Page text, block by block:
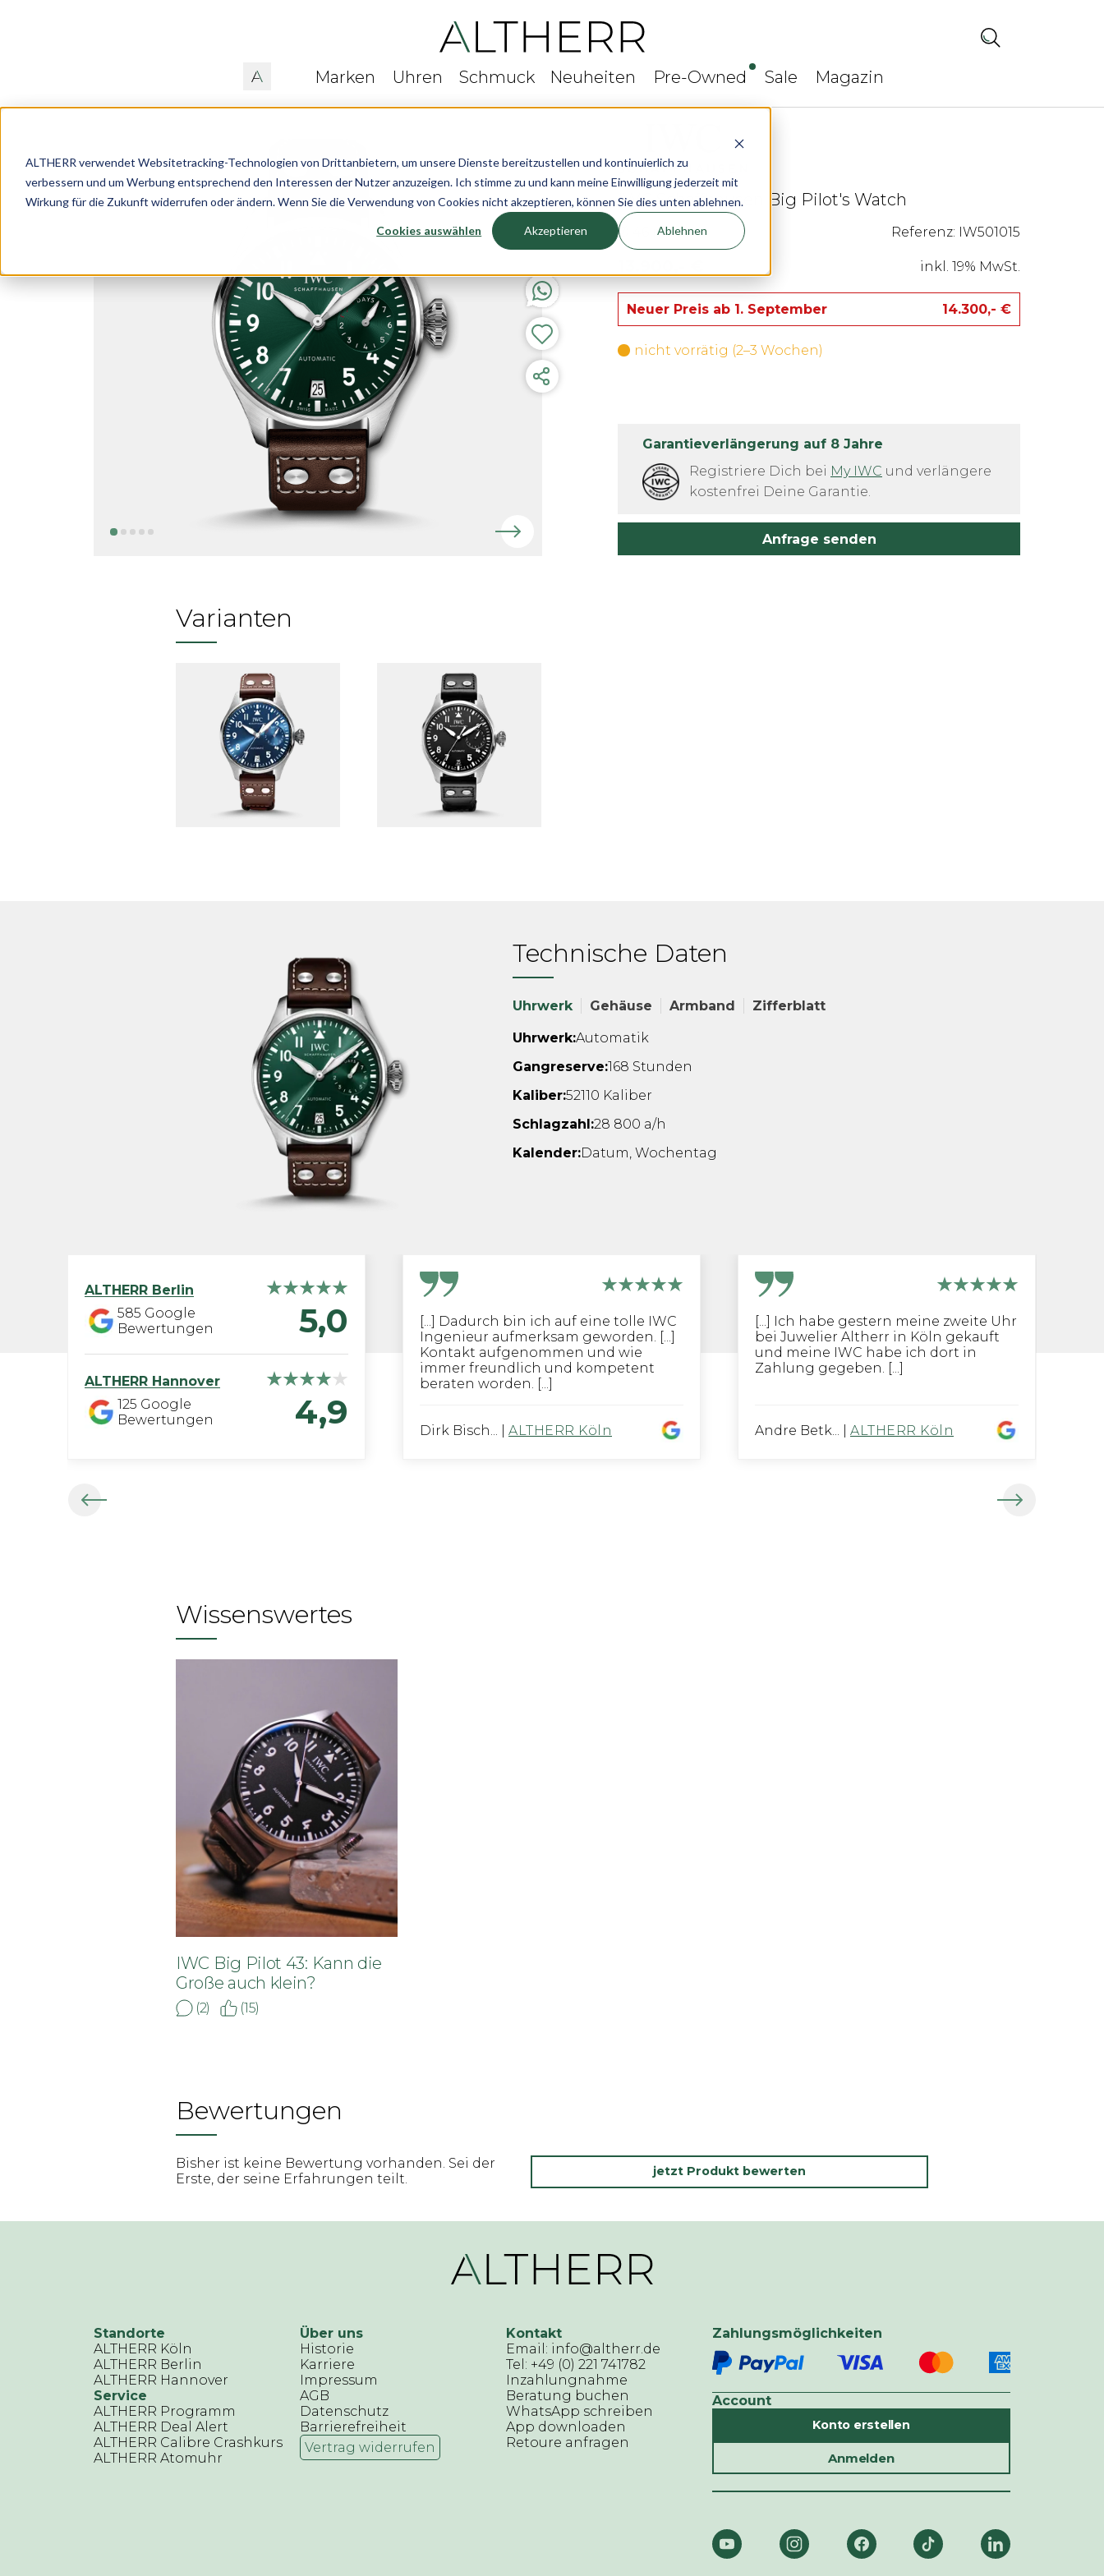
ALTHERR verwendet Websitetracking-Technologien von Drittanbietern, um unsere Dienste bereitzustellen und kontinuierlich zu
verbessern und um Werbung entsprechend den Interessen der Nutzer anzuzeigen. Ich stimme zu und kann meine Einwilligung jederzeit mit
Wirkung für die Zukunft widerrufen oder ändern. Wenn Sie die Verwendung von Cookies nicht akzeptieren, können Sie dies unten ablehnen.
Cookies auswählen Akzeptieren Ablehnen
Marken Uhren Schmuck Neuheiten Pre-Owned Sale Magazin
IWC Schaffhausen Big Pilot's Watch
Ø 46 mm Referenz: IW501015
inkl. 19% MwSt.
Neuer Preis ab 1. September 14.300,- €
nicht vorrätig (2–3 Wochen)
Garantieverlängerung auf 8 Jahre
Registriere Dich bei My IWC und verlängere
kostenfrei Deine Garantie.
Anfrage senden
Varianten
Technische Daten
Uhrwerk Gehäuse Armband Zifferblatt
Uhrwerk:Automatik
Gangreserve:168 Stunden
Kaliber:52110 Kaliber
Schlagzahl:28 800 a/h
Kalender:Datum, Wochentag
ALTHERR Berlin
585 Google
Bewertungen
5,0
ALTHERR Hannover
125 Google
Bewertungen
4,9
[...] Dadurch bin ich auf eine tolle IWC
Ingenieur aufmerksam geworden. [...]
Kontakt aufgenommen und wie
immer freundlich und kompetent
beraten worden. [...]
Dirk Bisch... ALTHERR Köln
[...] Ich habe gestern meine zweite Uhr
bei Juwelier Altherr in Köln gekauft
und meine IWC habe ich dort in
Zahlung gegeben. [...]
Andre Betk... ALTHERR Köln
Wissenswertes
IWC Big Pilot 43: Kann die
Große auch klein?
(2) (15)
Bewertungen
Bisher ist keine Bewertung vorhanden. Sei der
Erste, der seine Erfahrungen teilt.
jetzt Produkt bewerten
Standorte
ALTHERR Köln
ALTHERR Berlin
ALTHERR Hannover
Service
ALTHERR Programm
ALTHERR Deal Alert
ALTHERR Calibre Crashkurs
ALTHERR Atomuhr
Über uns
Historie
Karriere
Impressum
AGB
Datenschutz
Barrierefreiheit
Vertrag widerrufen
Kontakt
Email: info@altherr.de
Tel: +49 (0) 221 741782
Inzahlungnahme
Beratung buchen
WhatsApp schreiben
App downloaden
Retoure anfragen
Zahlungsmöglichkeiten
Account
Konto erstellen
Anmelden